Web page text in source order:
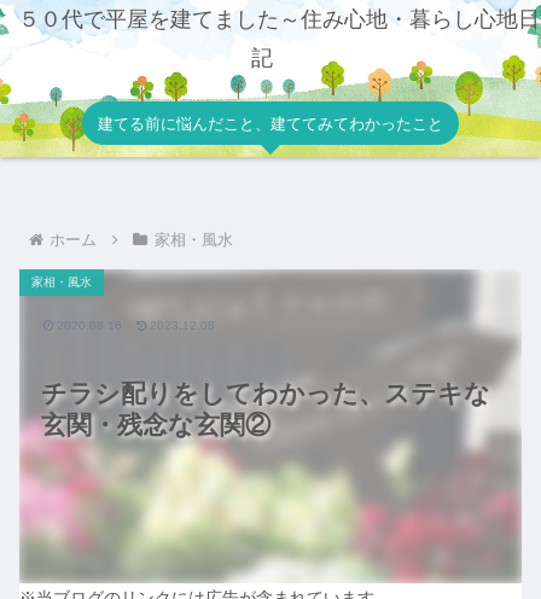
５０代で平屋を建てました～住み心地・暮らし心地日
記
建てる前に悩んだこと、建ててみてわかったこと
ホーム 家相・風水
チラシ配りをしてわかった、ステキな
玄関・残念な玄関②
家相・風水
2020.08.16 2023.12.08